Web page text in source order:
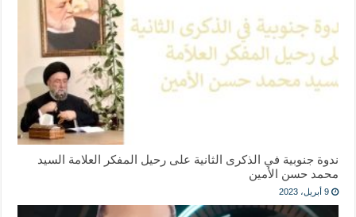
ندوة جنوبية في الذكرى الثانية على رحيل المفكر العلامة السيد
محمد حسن الأمين
9 أبريل، 2023